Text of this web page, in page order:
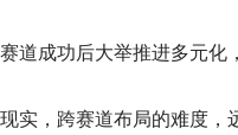
道成功后大举推进多元化
实，跨赛道布局的难度，